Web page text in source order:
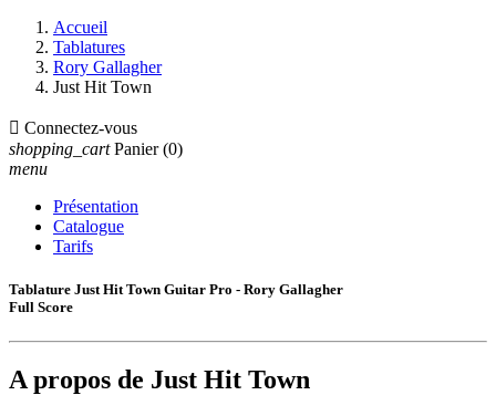
Accueil
Tablatures
Rory Gallagher
Just Hit Town
 Connectez-vous
shopping_cart Panier (0)
menu
Présentation
Catalogue
Tarifs
Tablature Just Hit Town Guitar Pro - Rory Gallagher
Full Score
A propos de Just Hit Town